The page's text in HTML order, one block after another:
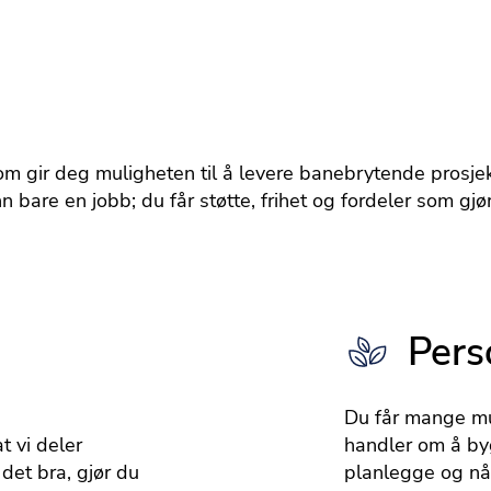
gir deg muligheten til å levere banebrytende
bare en jobb; du får støtte, frihet og fordeler som
vi deler
bra, gjør du
Du får mange
handler om å
planlegge og